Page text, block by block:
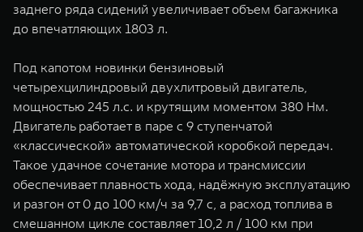
заднего ряда сидений увеличивает объем багажника
до впечатляющих 1803 л.
Под капотом новинки бензиновый
четырехцилиндровый двухлитровый двигатель,
мощностью 245 л.с. и крутящим моментом 380 Нм.
Двигатель работает в паре с 9 ступенчатой
«классической» автоматической коробкой передач.
Такое удачное сочетание мотора и трансмиссии
обеспечивает плавность хода, надёжную эксплуатацию
и разгон от 0 до 100 км/ч за 9,7 с, а расход топлива в
смешанном цикле составляет 10,2 л / 100 км при